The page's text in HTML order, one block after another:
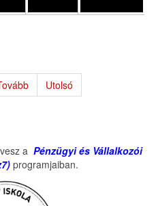
Utolsó
a Pénzügyi és Vállalkozói
programjaiban.